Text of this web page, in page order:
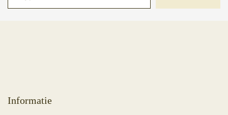
Informatie